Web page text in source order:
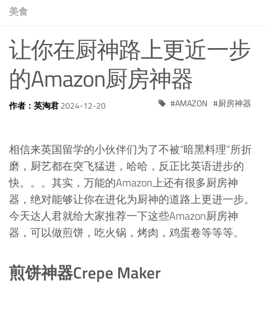
美食
让你在厨神路上更近一步
的Amazon厨房神器
作者：英淘君2024-12-20 AMAZON 厨房神器
相信来英国留学的小伙伴们为了不被“暗黑料理”所折
磨，厨艺都在突飞猛进，哈哈，反正比英语进步的
快。。。其实，万能的Amazon上还有很多厨房神
器，绝对能够让你在进化为厨神的道路上更进一步。
今天达人君就给大家推荐一下这些Amazon厨房神
器，可以做煎饼，吃火锅，烤肉，鸡蛋卷等等等。
煎饼神器Crepe Maker